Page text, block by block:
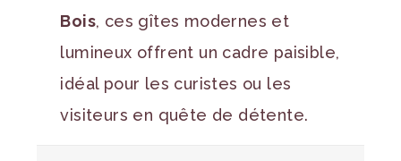
Bois, ces gîtes modernes et
lumineux offrent un cadre paisible,
idéal pour les curistes ou les
visiteurs en quête de détente.